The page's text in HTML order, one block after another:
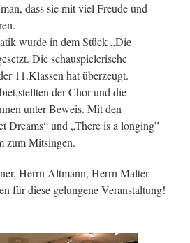
dass sie mit viel Freude und
wurde in dem Stück „Die
Die schauspielerische
11.Klassen hat überzeugt.
der Chor und die
unter Beweis. Mit den
Dreams“ und „There is a longing”
zum Mitsingen.
Herrn Altmann, Herrn Malter
für diese gelungene Veranstaltung!